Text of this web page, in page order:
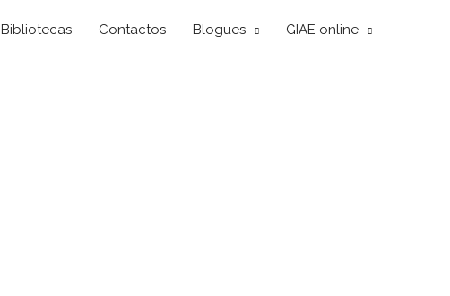
Bibliotecas Contactos Blogues GIAE online